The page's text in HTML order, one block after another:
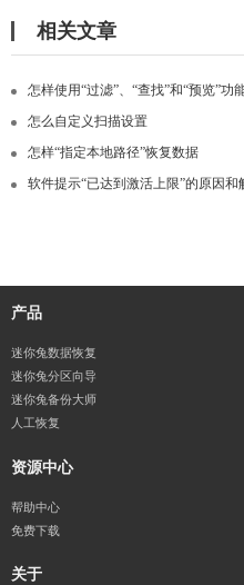
相关文章
怎样使用“过滤”、“查找”和“预览”功
怎么自定义扫描设置
怎样“指定本地路径”恢复数据
软件提示“已达到激活上限”的原因和
产品
迷你兔数据恢复
迷你兔分区向导
迷你兔备份大师
人工恢复
资源中心
帮助中心
免费下载
关于